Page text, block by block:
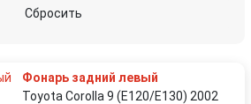
Сбросить
Фонарь задний левый
Toyota Corolla 9 (E120/E130) 2002